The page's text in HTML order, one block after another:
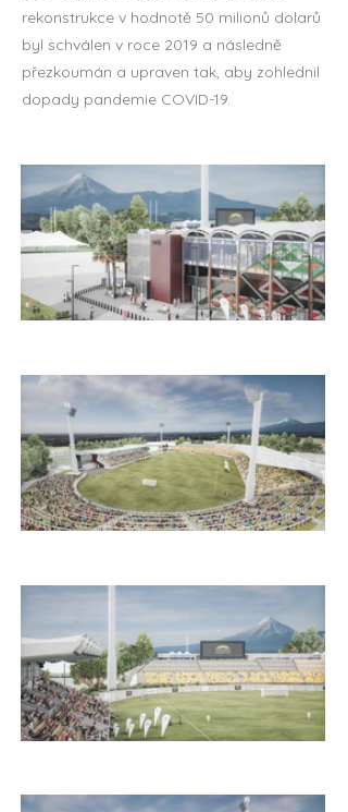
rekonstrukce v hodnotě 50 milionů dolarů
byl schválen v roce 2019 a následně
přezkoumán a upraven tak, aby zohlednil
dopady pandemie COVID-19.